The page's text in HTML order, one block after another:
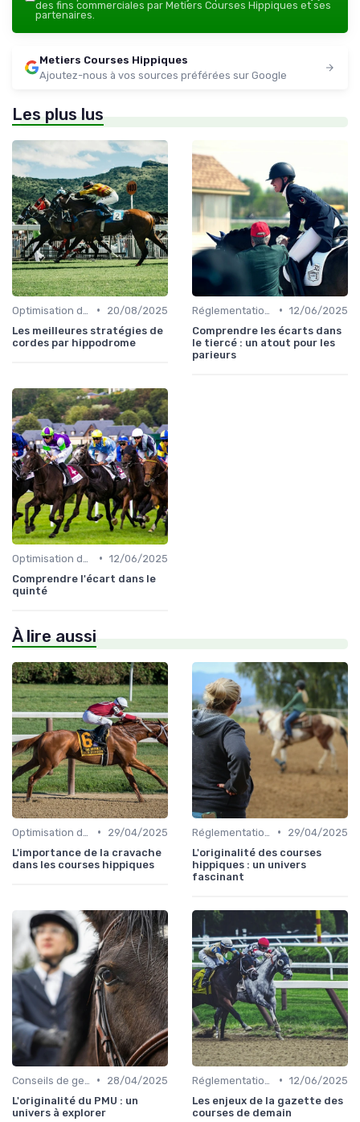
des fins commerciales par Metiers Courses Hippiques et ses
partenaires.
Metiers Courses Hippiques
Ajoutez-nous à vos sources préférées sur Google
Les plus lus
•
20/08/2025
Les meilleures stratégies de
cordes par hippodrome
• 12/06/2025
Comprendre les écarts dans
le tiercé : un atout pour les
parieurs
• 12/06/2025
Comprendre l'écart dans le
quinté
À lire aussi
•
29/04/2025
L'importance de la cravache
dans les courses hippiques
•
29/04/2025
L'originalité des courses
hippiques : un univers
fascinant
•
28/04/2025
L'originalité du PMU : un
univers à explorer
• 12/06/2025
Les enjeux de la gazette des
courses de demain